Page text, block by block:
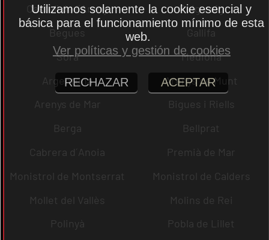
Castell de l´Areny
Puig-reig
Begues
Gallifa
Sora
Mediona
Argentona
Arenys de Munt
Arenys de Mar
Bigues i Riells
Berga
Bellprat
Cabrera d´Anoia
Premià de Mar
Monistrol de Montserrat
Monistrol de Calders
Mollet del Vallès
Molins de Rei
Polinyà
Pobla de Lillet
Utilizamos solamente la cookie esencial y
básica para el funcionamiento mínimo de esta
web.
Ver políticas y gestión de cookies
RECHAZAR ACEPTAR